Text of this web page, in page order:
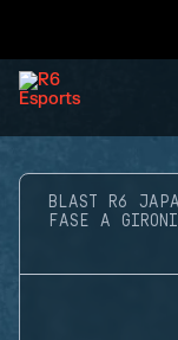
BLAST R6
FASE A GIRONI